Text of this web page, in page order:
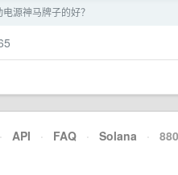
源神马牌子的好？
· API · FAQ · Solana ·